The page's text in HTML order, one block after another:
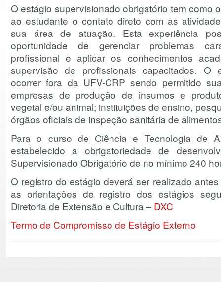
O estágio supervisionado obrigatório tem como
ao estudante o contato direto com as
sua área de atuação. Esta experiência
oportunidade de gerenciar problemas
profissional e aplicar os conhecimentos
supervisão de profissionais capacitados. O
ocorrer fora da UFV-CRP sendo permitido
empresas de produção de insumos e
vegetal e/ou animal; instituições de ensino,
órgãos oficiais de inspeção sanitária de
Para o curso de Ciência e Tecnologia de
estabelecido a obrigatoriedade de
Supervisionado Obrigatório de no mínimo 240
O registro do estágio deverá ser realizado
as orientações de registro dos estágios
Diretoria de Extensão e Cultura – DXC
Termo de Compromisso de Estágio Externo